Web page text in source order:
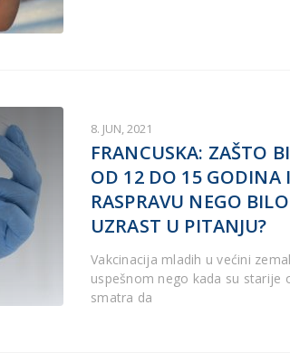
8. JUN, 2021
FRANCUSKA: ZAŠTO
OD 12 DO 15 GODINA
RASPRAVU NEGO
UZRAST U PITANJU?
Vakcinacija mladih u većini
uspešnom nego kada su starije
smatra da